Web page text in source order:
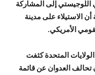
اللوجيستي إلى المشاركة
الاستيلاء على مدينة
الأمريكي.
المتحدة كثفت
تحالف العدوان عن قائمة